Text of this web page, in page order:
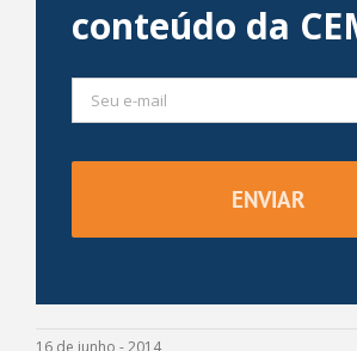
conteúdo da
16 de junho - 2014